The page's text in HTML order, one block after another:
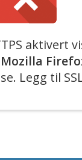
aktivert
Mozilla
Legg til